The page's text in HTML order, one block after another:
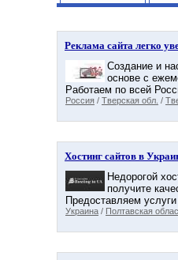
Реклама сайта легко
Создание и
основе с
Работаем по всей
Россия / Тверская обл. /
Хостинг сайтов в
Недорогой
получите
Предоставляем
Украина / Полтавская